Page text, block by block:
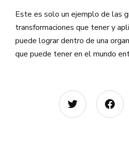
Este es solo un ejemplo de las
transformaciones que tener y
puede lograr dentro de una
que puede tener en el mundo